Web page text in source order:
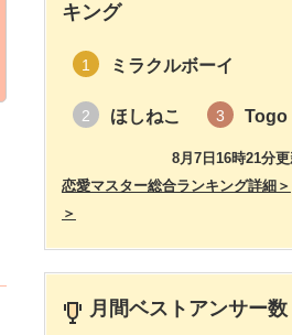
キング
1 ミラクルボーイ
2 ほしねこ 3 Togo
8月7日16時21分
恋愛マスター総合ランキング詳細＞
＞
月間ベストアンサー数